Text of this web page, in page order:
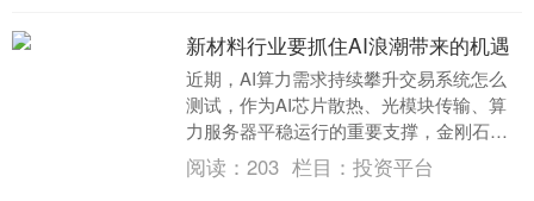
新材料行业要抓住AI浪潮带来的机遇
近期，AI算力需求持续攀升交易系统怎么
测试，作为AI芯片散热、光模块传输、算
力服务器平稳运行的重要支撑，金刚石、
氮化铝、钛酸钡、磷化铟等新材料的价值
愈发凸显。 ....
阅读： 203 栏目： 投资平台